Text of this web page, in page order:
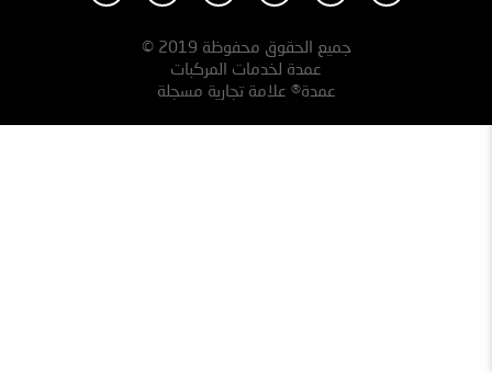
جميع الحقوق محفوظة 2019 ©
عمدة لخدمات المركبات
عمدة® علامة تجارية مسجلة